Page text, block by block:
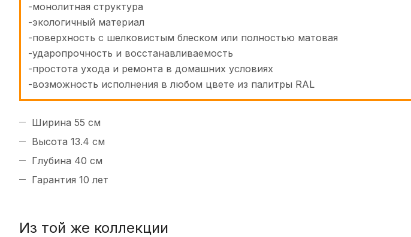
-монолитная структура
-экологичный материал
-поверхность с шелковистым блеском или полностью матовая
-ударопрочность и восстанавливаемость
-простота ухода и ремонта в домашних условиях
-возможность исполнения в любом цвете из палитры RAL
Ширина 55 см
Высота 13.4 см
Глубина 40 см
Гарантия 10 лет
Из той же коллекции